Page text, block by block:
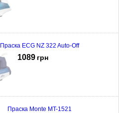
Праска ECG NZ 322 Auto-Off
1089 грн
Праска Monte MT-1521